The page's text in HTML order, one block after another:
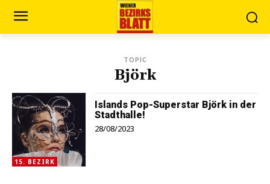
TOPIC
Björk
15. BEZIRK
Islands Pop-Superstar Björk in der
Stadthalle!
28/08/2023